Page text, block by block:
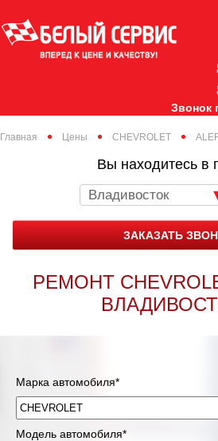
Звонок
Главная Цены CHEVROLET
Вы находитесь в
Владивосток
ЗАКАЗАТЬ
РЕМОНТ
Марка автомобиля*
Модель автомобиля*